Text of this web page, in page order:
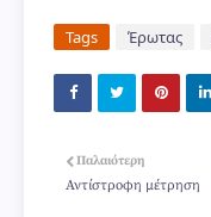
Tags Έρωτας
Παλαιότερη
Αντίστροφη μέτρηση